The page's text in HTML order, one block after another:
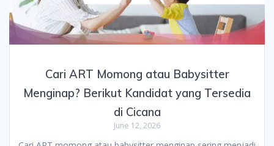
Cari ART Momong atau Babysitter
Menginap? Berikut Kandidat yang Tersedia
di Cicana
June 12, 2026